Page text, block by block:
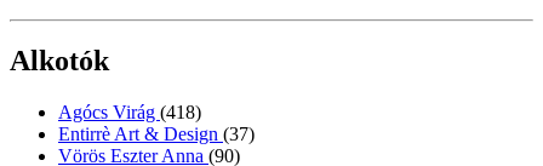
Alkotók
Agócs Virág (418)
Entirrè Art & Design (37)
Vörös Eszter Anna (90)